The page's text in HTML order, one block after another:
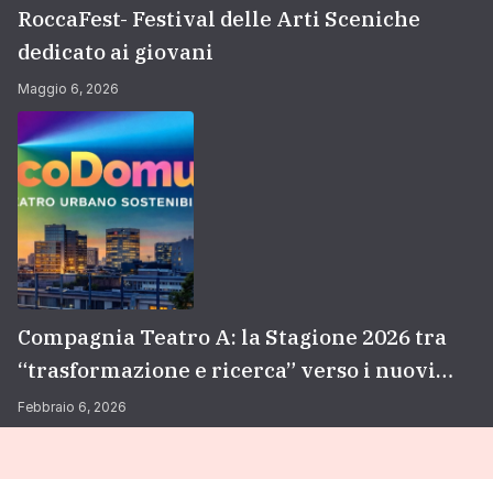
RoccaFest- Festival delle Arti Sceniche
dedicato ai giovani
Maggio 6, 2026
Compagnia Teatro A: la Stagione 2026 tra
“trasformazione e ricerca” verso i nuovi
orizzonti professionali
Febbraio 6, 2026